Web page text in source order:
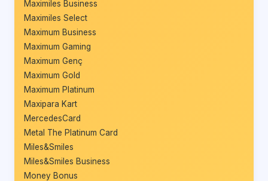
Maximiles Business
Maximiles Select
Maximum Business
Maximum Gaming
Maximum Genç
Maximum Gold
Maximum Platinum
Maxipara Kart
MercedesCard
Metal The Platinum Card
Miles&Smiles
Miles&Smiles Business
Money Bonus